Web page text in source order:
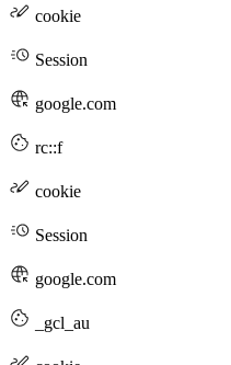
cookie
Session
google.com
rc::f
cookie
Session
google.com
_gcl_au